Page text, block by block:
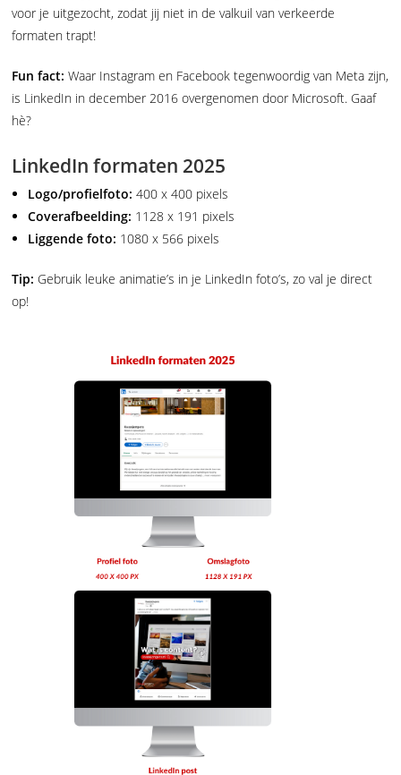
voor je uitgezocht, zodat jij niet in de valkuil van verkeerde
formaten trapt!
Fun fact: Waar Instagram en Facebook tegenwoordig van Meta zijn,
is LinkedIn in december 2016 overgenomen door Microsoft. Gaaf
hè?
LinkedIn formaten 2025
Logo/profielfoto: 400 x 400 pixels
Coverafbeelding: 1128 x 191 pixels
Liggende foto: 1080 x 566 pixels
Tip: Gebruik leuke animatie’s in je LinkedIn foto’s, zo val je direct
op!